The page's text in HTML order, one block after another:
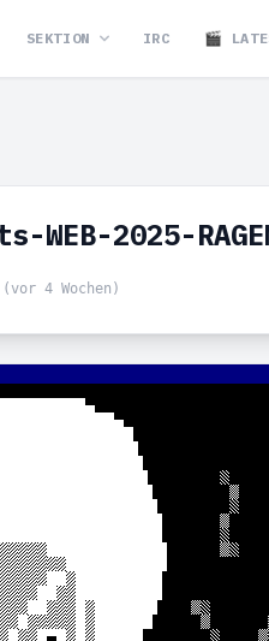
SEKTION IRC 🎬
WEB-2025-
(vor 4 Wochen)